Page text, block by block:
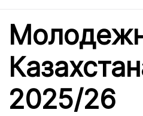
2025/26